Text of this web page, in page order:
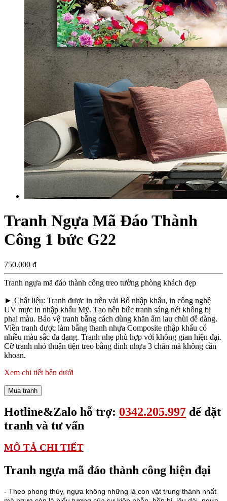
Tranh Ngựa Mã Đáo Thành
Công 1 bức G22
750.000 đ
Tranh ngựa mã đáo thành công treo tường phòng khách đẹp
► Chất liệu: Tranh được in trên vải Bố nhập khẩu, in công nghệ
UV mực in nhập khẩu Mỹ. Tạo nên bức tranh sáng nét không bị
phai màu. Bảo vệ tranh bằng cách dùng khăn ẩm lau chùi dễ dàng.
Viền tranh được làm bằng thanh nhựa Composite nhập khẩu có
nhiều màu sắc đa dạng. Tranh nhẹ phù hợp với không gian hiện đại.
Cỡ tranh nhỏ thuận tiện treo bằng đinh nhựa 3 chân mà không cần
khoan.
Xem chi tiết bên dưới
Mua tranh
Hotline&Zalo hỗ trợ: 0342.205.997 để đặt
tranh và tư vấn
MÔ TẢ CHI TIẾT
Tranh ngựa mã đáo thành công hiện đại
- Theo phong thủy, ngựa không những là con vật trung thành nhất